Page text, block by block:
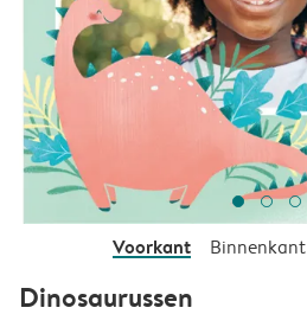
Voorkant Binnenkant
Dinosaurussen